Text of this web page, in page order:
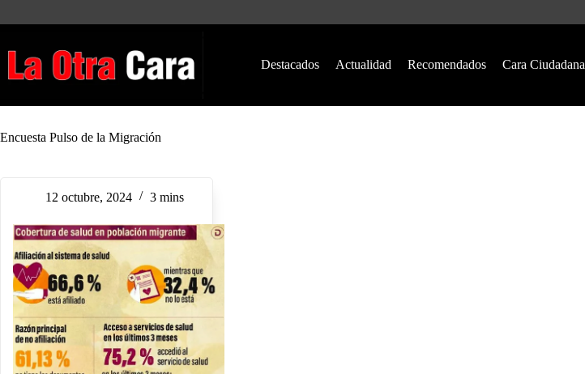
Destacados Actualidad Recomendados Cara Ciudadana
Encuesta Pulso de la Migración
12 octubre, 2024 3 mins